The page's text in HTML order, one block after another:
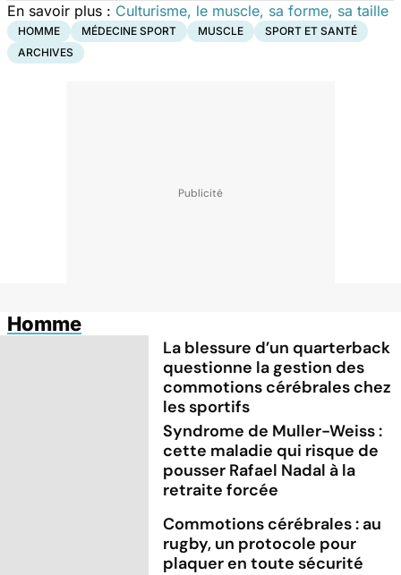
En savoir plus : Culturisme, le muscle, sa forme, sa taille
HOMME MÉDECINE SPORT MUSCLE
SPORT ET SANTÉ
ARCHIVES
Homme
La blessure d’un quarterback
questionne la gestion des
commotions cérébrales chez
les sportifs
Syndrome de Muller-Weiss :
cette maladie qui risque de
pousser Rafael Nadal à la
retraite forcée
Commotions cérébrales : au
rugby, un protocole pour
plaquer en toute sécurité